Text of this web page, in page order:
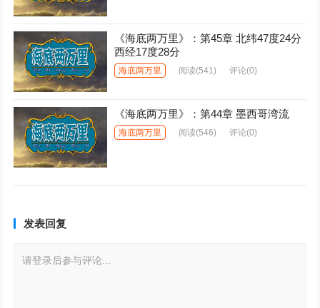
《海底两万里》：第45章 北纬47度24分
西经17度28分
海底两万里 阅读(541) 评论(0)
《海底两万里》：第44章 墨西哥湾流
海底两万里 阅读(546) 评论(0)
发表回复
请登录后参与评论...